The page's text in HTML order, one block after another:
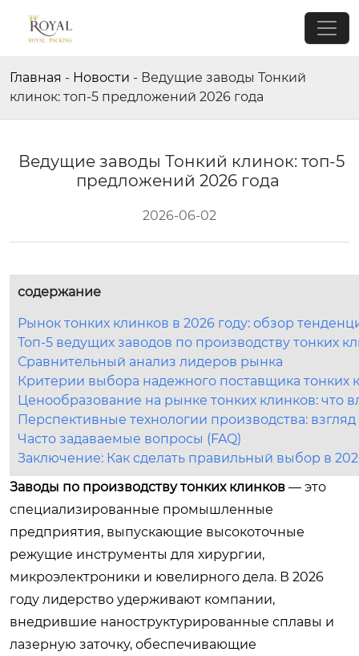
Главная - Новости - Ведущие заводы Тонкий
клинок: топ-5 предложений 2026 года
Ведущие заводы Тонкий клинок: топ-5
предложений 2026 года
2026-06-02
содержание
Рынок тонких клинков в 2026 году: обзор
Топ-5 ведущих заводов по производству тонких
Сравнительный анализ лидеров рынка
Критерии выбора надежного поставщика тонких
Ценообразование на рынке тонких клинков: что
Перспективные технологии производства:
Часто задаваемые вопросы (FAQ)
Заключение: Как сделать правильный выбор в
Заводы по производству тонких клинков — это
специализированные промышленные
предприятия, выпускающие высокоточные
режущие инструменты для хирургии,
микроэлектроники и ювелирного дела. В 2026
году лидерство удерживают компании,
внедрившие наноструктурированные сплавы и
лазерную заточку, обеспечивающие